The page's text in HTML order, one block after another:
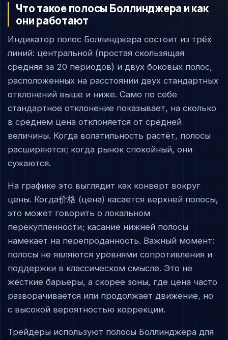
Что такое полосы Боллинджера и как
они работают
Индикатор полос Боллинджера состоит из трёх
линий: центральной (простая скользящая
средняя за 20 периодов) и двух боковых полос,
расположенных на расстоянии двух стандартных
отклонений выше и ниже. Само по себе
стандартное отклонение показывает, на сколько
в среднем цена отклоняется от средней
величины. Когда волатильность растёт, полосы
расширяются; когда рынок спокойный, они
сужаются.
На графике это выглядит как конверт вокруг
цены. Когда价格 (цена) касается верхней полосы,
это может говорить о локальном
перекупленности; касание нижней полосы
намекает на перепроданность. Важный момент:
полосы не являются уровнями сопротивления и
поддержки в классическом смысле. Это не
жёсткие барьеры, а скорее зоны, где цена часто
разворачивается или продолжает движение, но
с высокой вероятностью коррекции.
Трейдеры используют полосы Боллинджера для